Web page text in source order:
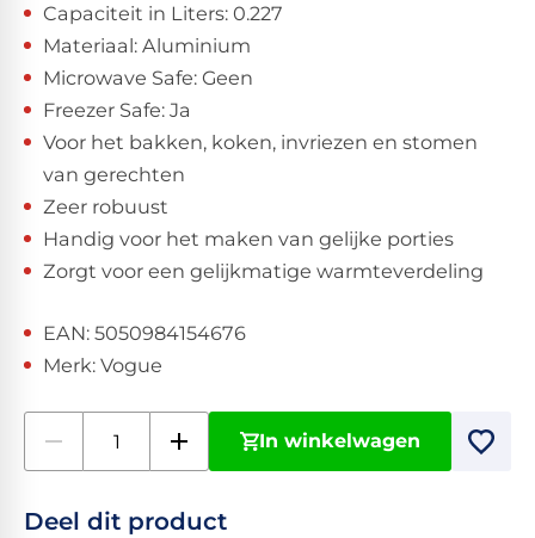
Capaciteit in Liters: 0.227
Materiaal: Aluminium
Microwave Safe: Geen
Freezer Safe: Ja
Voor het bakken, koken, invriezen en stomen
van gerechten
Zeer robuust
Handig voor het maken van gelijke porties
Zorgt voor een gelijkmatige warmteverdeling
EAN: 5050984154676
Merk: Vogue
In winkelwagen
Deel dit product